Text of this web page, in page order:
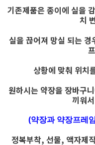
기존제품은 종이에 실을
치
실을 끊어져 망실 되는 경
상황에 맞춰 위치
원하시는 약장을 장바구
끼워
(약장과 약장프레
정복부착, 선물, 액자제